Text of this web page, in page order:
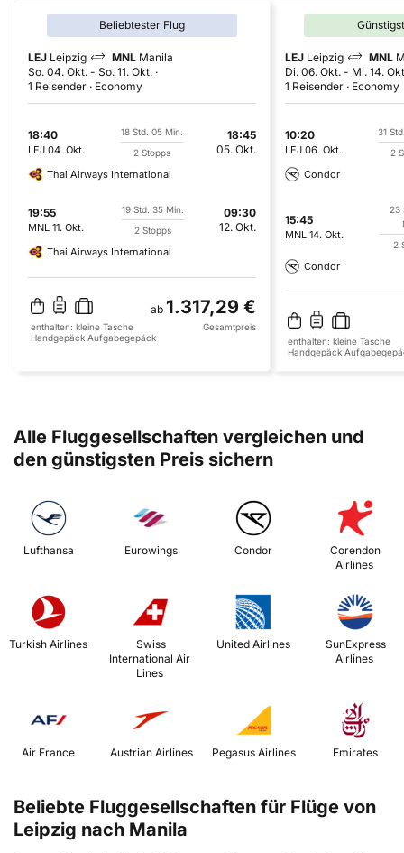
Beliebtester Flug
LEJ Leipzig MNL Manila
So. 04. Okt. - So. 11. Okt.
1 Reisender
Economy
18:40
LEJ 04. Okt.
18 Std. 05 Min.
2 Stopps
18:45
05. Okt.
Thai Airways International
19:55
MNL 11. Okt.
19 Std. 35 Min.
2 Stopps
09:30
12. Okt.
Thai Airways International
ab 1.317,29 €
enthalten: kleine Tasche
Handgepäck Aufgabegepäck
Gesamtpreis
LEJ Leipzig MNL
Di. 06. Okt. - Mi. 14.
1 Reisender
Economy
10:20
LEJ 06. Okt.
31
2
Condor
15:45
MNL 14. Okt.
23
2
Condor
enthalten: kleine Tasche
Handgepäck
Alle Fluggesellschaften vergleichen und
den günstigsten Preis sichern
Lufthansa Eurowings Condor
Corendon
Airlines
Turkish Airlines
International Air
Lines
United Airlines
Airlines
Air France Austrian Airlines Emirates
Beliebte Fluggesellschaften für Flüge von
Leipzig nach Manila